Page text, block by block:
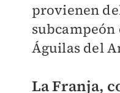
provienen
subcampeón
Águilas del
La Franja,